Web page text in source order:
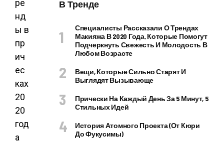
ре
нд
ы в
пр
ич
ес
ках
20
20
год
а
В Тренде
Специалисты Рассказали О Трендах
Макияжа В 2020 Года, Которые Помогут
Подчеркнуть Свежесть И Молодость В
Любом Возрасте
Вещи, Которые Сильно Старят И
Выглядят Вызывающе
Прически На Каждый День За 5 Минут, 5
Стильных Идей
История Атомного Проекта (от Кюри
До Фукусимы)